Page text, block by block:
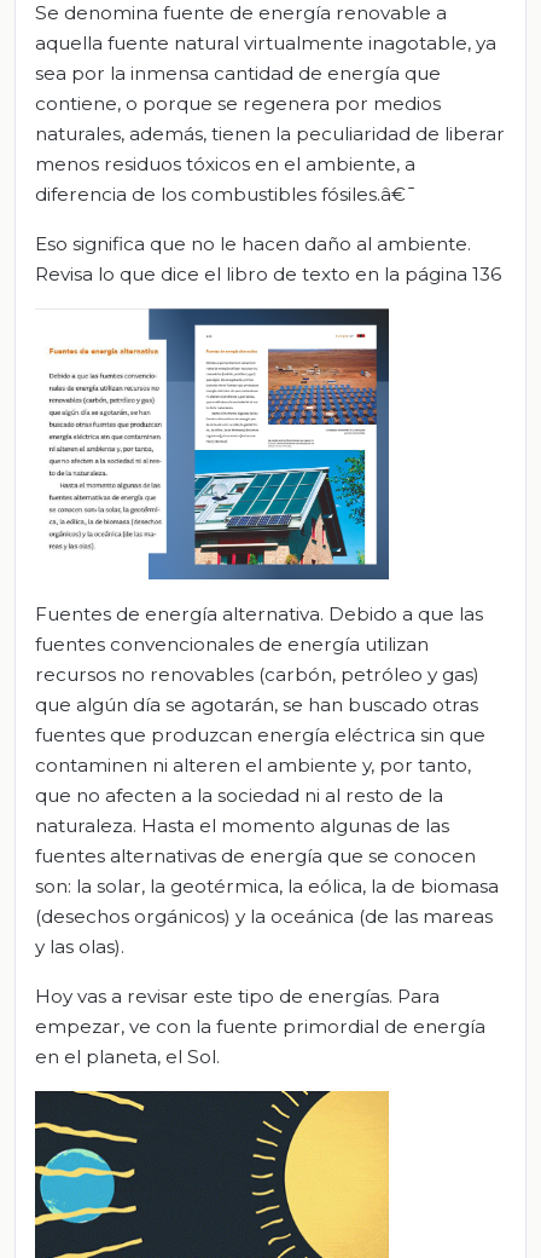
Se denomina fuente de energía renovable a
aquella fuente natural virtualmente inagotable, ya
sea por la inmensa cantidad de energía que
contiene, o porque se regenera por medios
naturales, además, tienen la peculiaridad de liberar
menos residuos tóxicos en el ambiente, a
diferencia de los combustibles fósiles.â€¯
Eso significa que no le hacen daño al ambiente.
Revisa lo que dice el libro de texto en la página 136
Fuentes de energía alternativa. Debido a que las
fuentes convencionales de energía utilizan
recursos no renovables (carbón, petróleo y gas)
que algún día se agotarán, se han buscado otras
fuentes que produzcan energía eléctrica sin que
contaminen ni alteren el ambiente y, por tanto,
que no afecten a la sociedad ni al resto de la
naturaleza. Hasta el momento algunas de las
fuentes alternativas de energía que se conocen
son: la solar, la geotérmica, la eólica, la de biomasa
(desechos orgánicos) y la oceánica (de las mareas
y las olas).
Hoy vas a revisar este tipo de energías. Para
empezar, ve con la fuente primordial de energía
en el planeta, el Sol.